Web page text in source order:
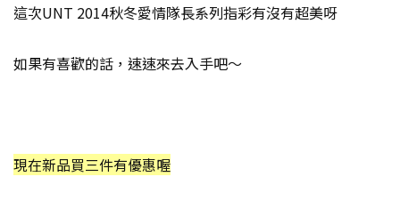
這次UNT 2014秋冬愛情隊長系列指彩有沒有超美呀
如果有喜歡的話，速速來去入手吧～
現在新品買三件有優惠喔